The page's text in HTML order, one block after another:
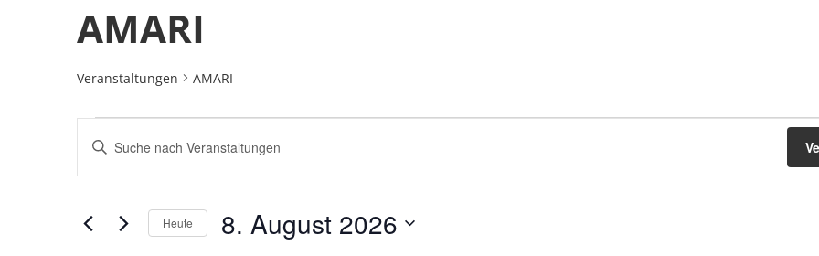
AMARI
Veranstaltungen AMARI
VERANSTALTUNGEN
SUCHE
UND
Bitte
Schlüsselwort
Suche
Veranstaltungen
Schlüsselwort.Heute 8. August 2026